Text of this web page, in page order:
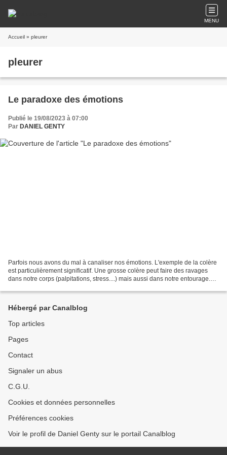
MENU
Accueil » pleurer
pleurer
Le paradoxe des émotions
Publié le 19/08/2023 à 07:00
Par DANIEL GENTY
Parfois nous avons du mal à canaliser nos émotions. L'exemple de la colère
est particulièrement significatif. Une grosse colère peut faire des ravages
dans notre corps (palpitations, stress....) mais aussi dans notre entourage.
Hébergé par Canalblog
Top articles
Pages
Contact
Signaler un abus
C.G.U.
Cookies et données personnelles
Préférences cookies
Voir le profil de Daniel Genty sur le portail Canalblog